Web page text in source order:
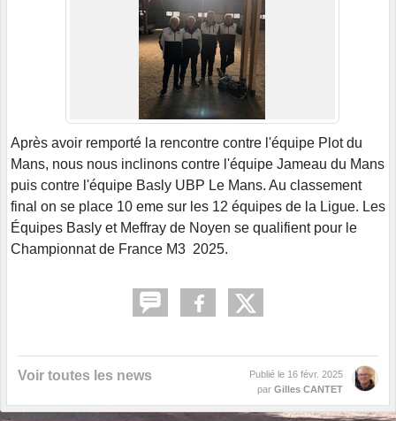
Après avoir remporté la rencontre contre l'équipe Plot du
Mans, nous nous inclinons contre l'équipe Jameau du Mans
puis contre l'équipe Basly UBP Le Mans. Au classement
final on se place 10 eme sur les 12 équipes de la Ligue. Les
Équipes Basly et Meffray de Noyen se qualifient pour le
Championnat de France M3 2025.
Voir toutes les news Publié le 16 févr. 2025
par Gilles CANTET